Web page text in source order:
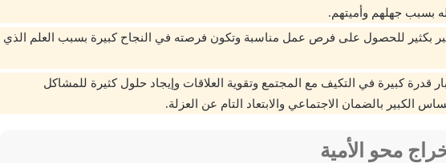
بسبب جهلهم وأميتهم.
بكثير للحصول على فرص عمل مناسبة وتكون فرصته في النجاح كبيرة بسبب العلم الذي
قدرة كبيرة في التكيف مع المجتمع وتقوية العلاقات وإيجاد حلول كثيرة للمشاكل
الكبير بالضمان الاجتماعي والابتعاد التام عن العزلة.
محو الأمية